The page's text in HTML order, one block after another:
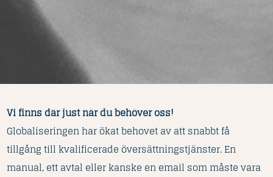
Vi finns där just när du behöver oss!
Globaliseringen har ökat behovet av att snabbt få
tillgång till kvalificerade översättningstjänster. En
manual, ett avtal eller kanske en email som måste vara